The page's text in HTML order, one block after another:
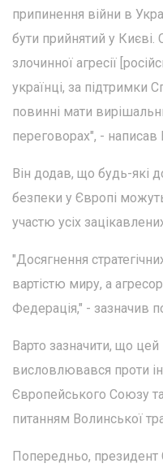
припинення війни в
бути прийнятий у
злочинної агресії
українці, за підтримки
повинні мати
переговорах", -
Він додав, що будь-які
безпеки у Європі
участю усіх
"Досягнення
вартістю миру, а
Федерація," - зазначив
Варто зазначити, що
висловлювався проти
Європейського Союзу
питанням Волинської
Попередньо,